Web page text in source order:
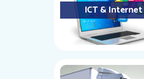
ICT & Internet